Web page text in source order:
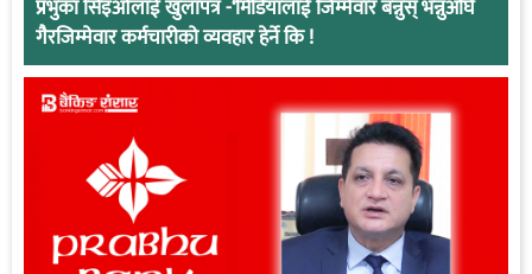
प्रभुका सिइओलाई खुलापत्र -‘मिडियालाई जिम्मेवार बन्नुस् भन्नुअघि
गैरजिम्मेवार कर्मचारीको व्यवहार हेर्ने कि !